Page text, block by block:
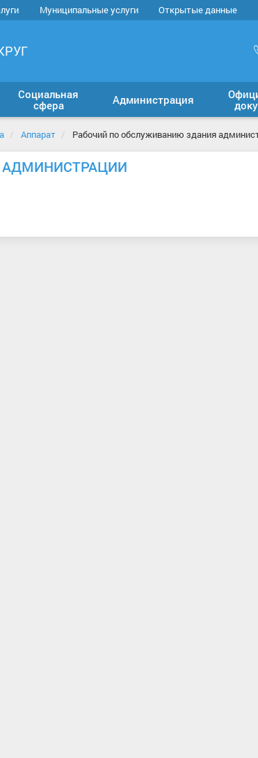
Муниципальные услуги Открытые данные
Социальная
сфера
Администрация
Аппарат Рабочий по обслуживанию здания